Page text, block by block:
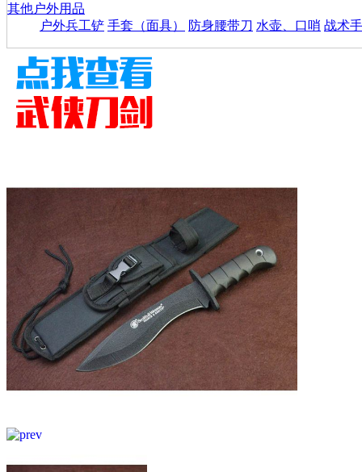
其他户外用品
户外兵工铲 手套（面具） 防身腰带刀 水壶、口哨 战术